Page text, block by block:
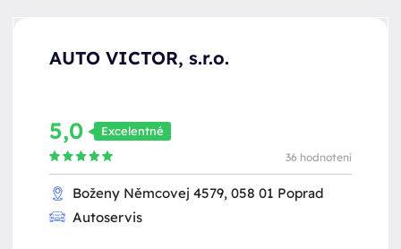
AUTO VICTOR, s.r.o.
5,0 Excelentné
36 hodnotení
Boženy Němcovej 4579, 058 01 Poprad
Autoservis